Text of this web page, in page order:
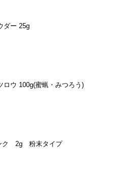
ダー 25g
ロウ 100g(蜜蝋・みつろう)
ク 2g 粉末タイプ